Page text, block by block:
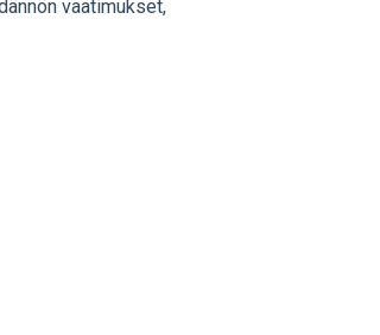
vaatimukset,